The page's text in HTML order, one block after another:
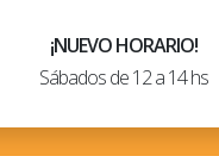
¡NUEVO HORARIO!
Sábados de 12 a 14 hs